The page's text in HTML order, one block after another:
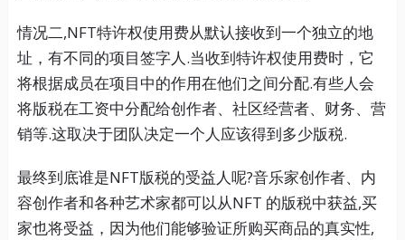
情况二,NFT特许权使用费从默认接收到一个独立的地
址，有不同的项目签字人.当收到特许权使用费时，它
将根据成员在项目中的作用在他们之间分配.有些人会
将版税在工资中分配给创作者、社区经营者、财务、营
销等.这取决于团队决定一个人应该得到多少版税.
最终到底谁是NFT版税的受益人呢?音乐家创作者、内
容创作者和各种艺术家都可以从NFT 的版税中获益,买
家也将受益，因为他们能够验证所购买商品的真实性,